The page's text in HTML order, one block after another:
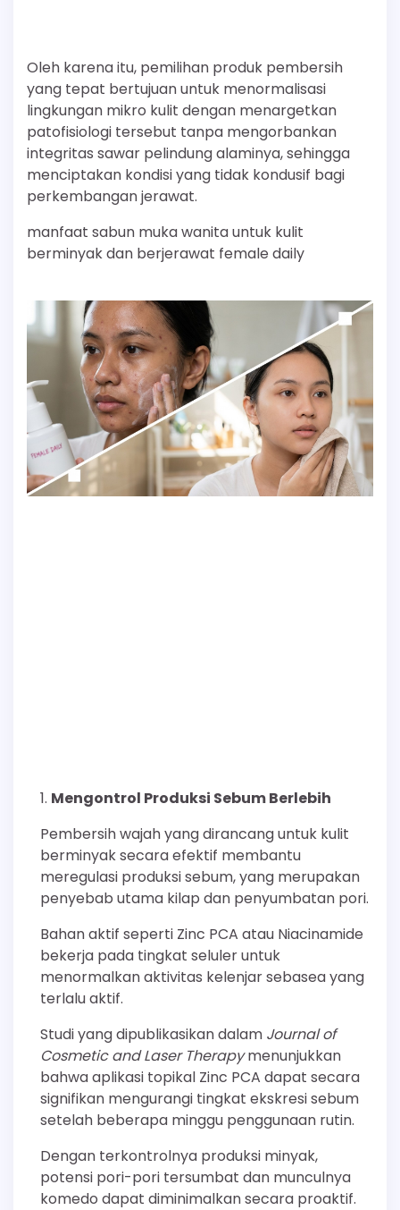
Oleh karena itu, pemilihan produk pembersih
yang tepat bertujuan untuk menormalisasi
lingkungan mikro kulit dengan menargetkan
patofisiologi tersebut tanpa mengorbankan
integritas sawar pelindung alaminya, sehingga
menciptakan kondisi yang tidak kondusif bagi
perkembangan jerawat.
manfaat sabun muka wanita untuk kulit
berminyak dan berjerawat female daily
Mengontrol Produksi Sebum Berlebih
Pembersih wajah yang dirancang untuk kulit
berminyak secara efektif membantu
meregulasi produksi sebum, yang merupakan
penyebab utama kilap dan penyumbatan pori.
Bahan aktif seperti Zinc PCA atau Niacinamide
bekerja pada tingkat seluler untuk
menormalkan aktivitas kelenjar sebasea yang
terlalu aktif.
Studi yang dipublikasikan dalam Journal of
Cosmetic and Laser Therapymenunjukkan
bahwa aplikasi topikal Zinc PCA dapat secara
signifikan mengurangi tingkat ekskresi sebum
setelah beberapa minggu penggunaan rutin.
Dengan terkontrolnya produksi minyak,
potensi pori-pori tersumbat dan munculnya
komedo dapat diminimalkan secara proaktif.